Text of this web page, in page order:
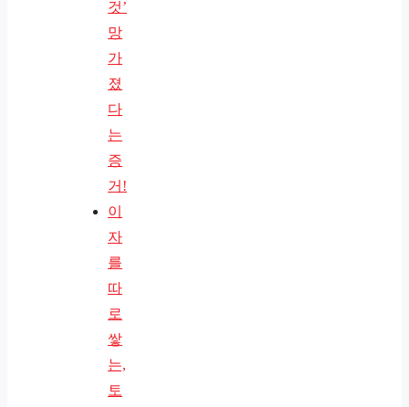
것’
망
가
졌
다
는
증
거!
이
자
를
따
로
쌓
는,
토